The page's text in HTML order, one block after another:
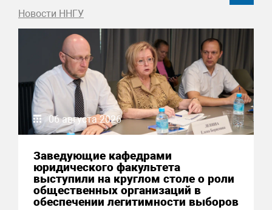
Новости ННГУ
06 августа 2026
Заведующие кафедрами
юридического факультета
выступили на круглом столе о роли
общественных организаций в
обеспечении легитимности выборов